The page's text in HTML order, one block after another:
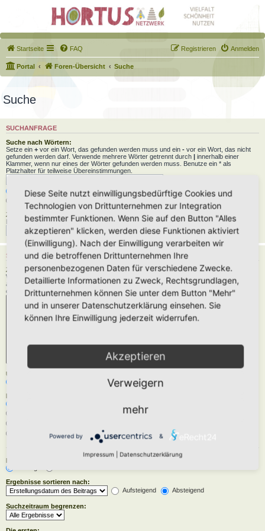
Startseite FAQ Anmelden
Registrieren
Portal Foren-Übersicht Suche
Suche
SUCHANFRAGE
Suche nach Wörtern:
Setze ein + vor ein Wort, das gefunden werden muss und ein - vor ein Wort, das nicht
gefunden werden darf. Verwende mehrere Wörter getrennt durch
innerhalb einer
Klammer, wenn nur eines der Wörter gefunden werden muss. Benutze ein * als
Platzhalter für teilweise Übereinstimmungen.
Nach allen Begriffen suchen oder Suche wie angegeben verwenden
Zu suchender Autor:
Benutze ein * als Platzhalter für teilweise Übereinstimmungen.
SUCHOPTIONEN
Zu durchsuchende Foren:
Wähle das Forum oder die Foren aus, in denen gesucht werden soll. Unterforen werden
automatisch mit durchsucht, sofern du die Option „Unterforen durchsuchen“ unten nicht
deaktivierst.
Unterforen durchsuchen:
Innerhalb suchen:
Nur im ersten Beitrag der Themen
Ergebnisse anzeigen als:
Ergebnisse sortieren nach:
Aufsteigend
Absteigend
Suchzeitraum begrenzen:
Diese Seite nutzt einwilligungsbedürftige Cookies und
Technologien von Drittunternehmen zur Integration
bestimmter Funktionen. Wenn Sie auf den Button "Alles
akzeptieren" klicken, werden diese Funktionen aktiviert
(Einwilligung). Nach der Einwilligung verarbeiten wir
und die betroffenen Drittunternehmen Ihre
personenbezogenen Daten für verschiedene Zwecke.
Detaillierte Informationen zu Zweck, Rechtsgrundlagen,
Drittunternehmen können Sie unter dem Button "Mehr"
und in unserer Datenschutzerklärung einsehen. Sie
können Ihre Einwilligung jederzeit widerrufen.
Akzeptieren
Verweigern
mehr
Powered by &
Impressum Datenschutzerklärung